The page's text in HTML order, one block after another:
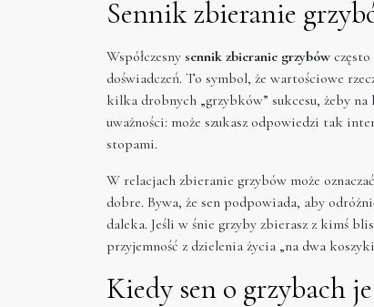
Sennik zbieranie
Współczesny sennik zbieranie grzybów
doświadczeń. To symbol, że wartościowe
kilka drobnych „grzybków” sukcesu, żeby na
uważności: może szukasz odpowiedzi tak
stopami.
W relacjach zbieranie grzybów może
dobre. Bywa, że sen podpowiada, aby
daleka. Jeśli w śnie grzyby zbierasz z kimś
przyjemność z dzielenia życia „na dwa
Kiedy sen o grzybach